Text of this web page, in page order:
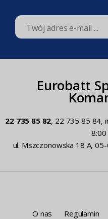
Eurobatt
22 735 85 82, 22 735 85 84,
8:00
ul. Mszczonowska 18 A, 05-
O nas Regulamin